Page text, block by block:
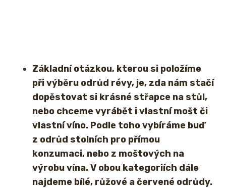
Základní otázkou, kterou si položíme
při výběru odrůd révy, je, zda nám stačí
dopěstovat si krásné střapce na stůl,
nebo chceme vyrábět i vlastní mošt či
vlastní víno. Podle toho vybíráme buď
z odrůd stolních pro přímou
konzumaci, nebo z moštových na
výrobu vína. V obou kategoriích dále
najdeme bílé, růžové a červené odrůdy.